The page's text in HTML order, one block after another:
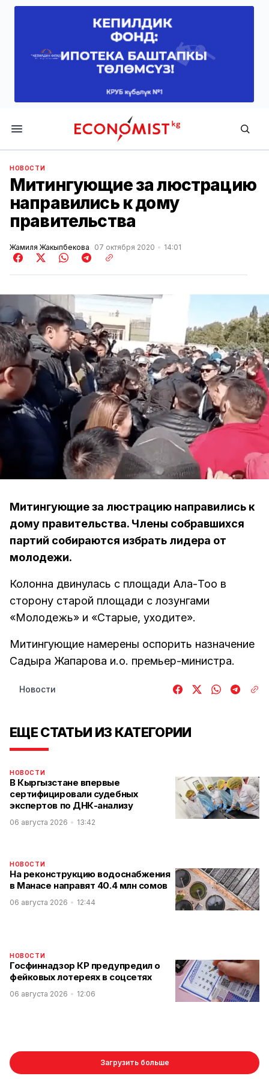
Economist.kg
НОВОСТИ
Митингующие за люстрацию
направились к дому
правительства
Жамиля Жакыпбекова 07 октября 2020 14:01
Митингующие за люстрацию направились к
дому правительства. Члены собравшихся
партий собираются избрать лидера от
молодежи.
Колонна двинулась с площади Ала-Тоо в
сторону старой площади с лозунгами
«Молодежь» и «Старые, уходите».
Митингующие намерены оспорить назначение
Садыра Жапарова и.о. премьер-министра.
Новости
ЕЩЕ СТАТЬИ ИЗ КАТЕГОРИИ
НОВОСТИ
В Кыргызстане впервые
сертифицировали судебных
экспертов по ДНК-анализу
06 августа 2026 13:42
НОВОСТИ
На реконструкцию водоснабжения
в Манасе направят 40.4 млн сомов
06 августа 2026 12:44
НОВОСТИ
Госфиннадзор КР предупредил о
фейковых лотереях в соцсетях
06 августа 2026 12:06
Загрузить больше